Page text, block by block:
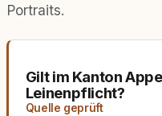
Portraits.
Gilt im Kanton
Leinenpflicht?
Quelle geprüft